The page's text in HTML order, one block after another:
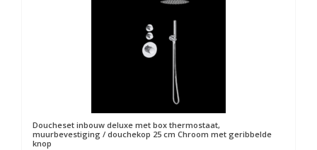
Doucheset inbouw deluxe met box thermostaat,
muurbevestiging / douchekop 25 cm Chroom met geribbelde
knop